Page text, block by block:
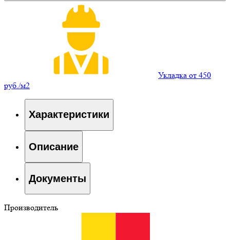
Укладка от 450
руб./м2
Характеристики
Описание
Документы
Производитель